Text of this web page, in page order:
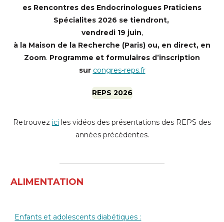
es Rencontres des Endocrinologues Praticiens
Spécialites 2026 se tiendront,
vendredi 19 juin,
à la Maison de la Recherche (Paris) ou, en direct, en
Zoom. Programme et formulaires d’inscription
sur congres-reps.fr
REPS 2026
Retrouvez ici les vidéos des présentations des REPS des
années précédentes.
ALIMENTATION
Enfants et adolescents diabétiques :